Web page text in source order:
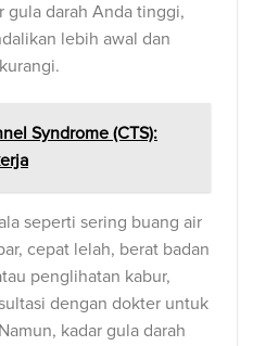
gula darah Anda tinggi,
lebih awal dan
Syndrome (CTS):
seperti sering buang air
cepat lelah, berat badan
penglihatan kabur,
dengan dokter untuk
kadar gula darah